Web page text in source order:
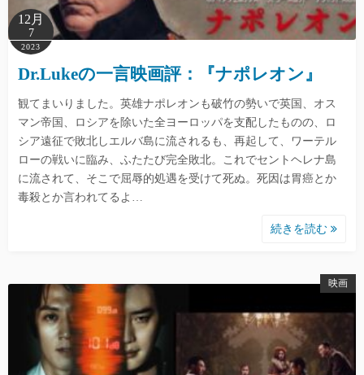
12月
7
2023
Dr.Lukeの一言映画評：『ナポレオン』
観てまいりました。英雄ナポレオンも破竹の勢いで英国、オス
マン帝国、ロシアを除いた全ヨーロッパを支配したものの、ロ
シア遠征で敗北しエルバ島に流されるも、再起して、ワーテル
ローの戦いに臨み、ふたたび完全敗北。これでセントヘレナ島
に流されて、そこで屈辱的処遇を受けて死ぬ。死因は胃癌とか
毒殺とか言われてるよ…
続きを読む
映画